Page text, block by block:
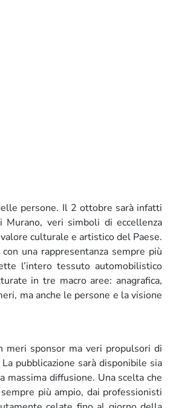
persone. Il 2 ottobre sarà infatti
veri simboli di eccellenza
culturale e artistico del Paese.
una rappresentanza sempre più
l’intero tessuto automobilistico
in tre macro aree: anagrafica,
ma anche le persone e la visione
meri sponsor ma veri propulsori di
pubblicazione sarà disponibile sia
massima diffusione. Una scelta che
più ampio, dai professionisti